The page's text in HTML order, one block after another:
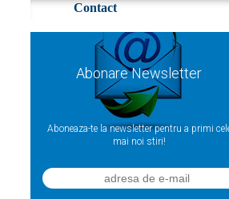
Contact
Abonare Newsletter
Aboneaza-te la newsletter pentru a primi
mai noi stiri!